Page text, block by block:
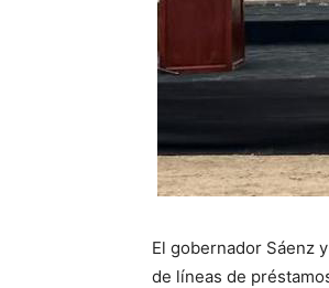
El gobernador Sáenz
de líneas de